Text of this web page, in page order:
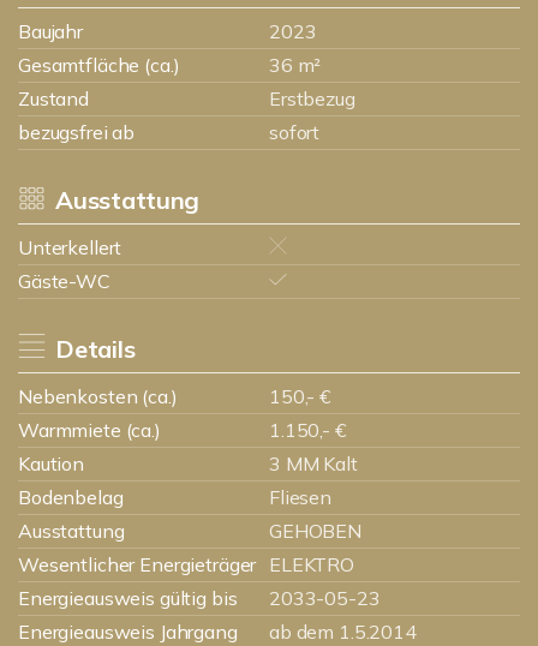
Baujahr
2023
Gesamtfläche (ca.)
36 m²
Zustand
Erstbezug
bezugsfrei ab
sofort
Ausstattung
Unterkellert
Gäste-WC
Details
Nebenkosten (ca.)
150,- €
Warmmiete (ca.)
1.150,- €
Kaution
3 MM Kalt
Bodenbelag
Fliesen
Ausstattung
GEHOBEN
Wesentlicher Energieträger ELEKTRO
Energieausweis gültig bis
2033-05-23
Energieausweis Jahrgang
ab dem 1.5.2014